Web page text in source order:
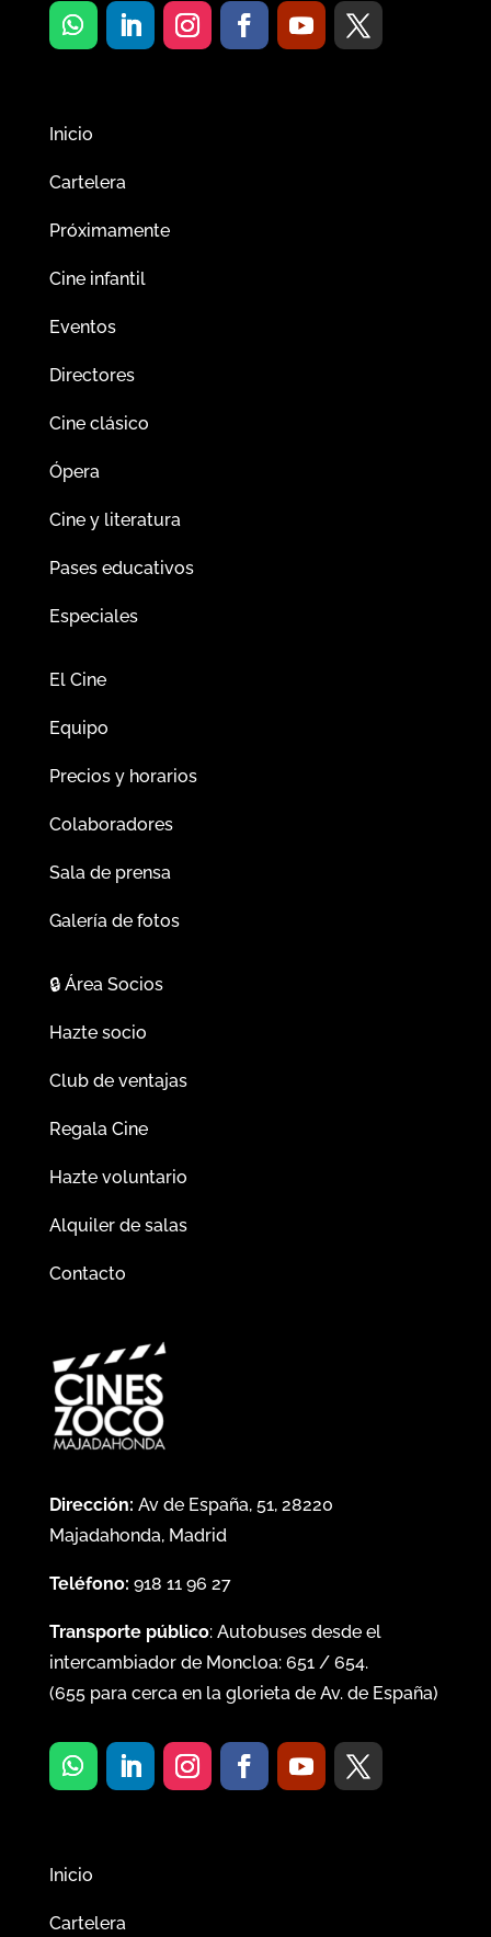
Inicio
Cartelera
Próximamente
Cine infantil
Eventos
Directores
Cine clásico
Ópera
Cine y literatura
Pases educativos
Especiales
El Cine
Equipo
Precios y horarios
Colaboradores
Sala de prensa
Galería de fotos
🔒Área Socios
Hazte socio
Club de ventajas
Regala Cine
Hazte voluntario
Alquiler de salas
Contacto
Dirección: Av de España, 51, 28220
Majadahonda, Madrid
Teléfono: 918 11 96 27
Transporte público: Autobuses desde el
intercambiador de Moncloa: 651/ 654.
(655para cerca en la glorieta de Av. de España)
Inicio
Cartelera